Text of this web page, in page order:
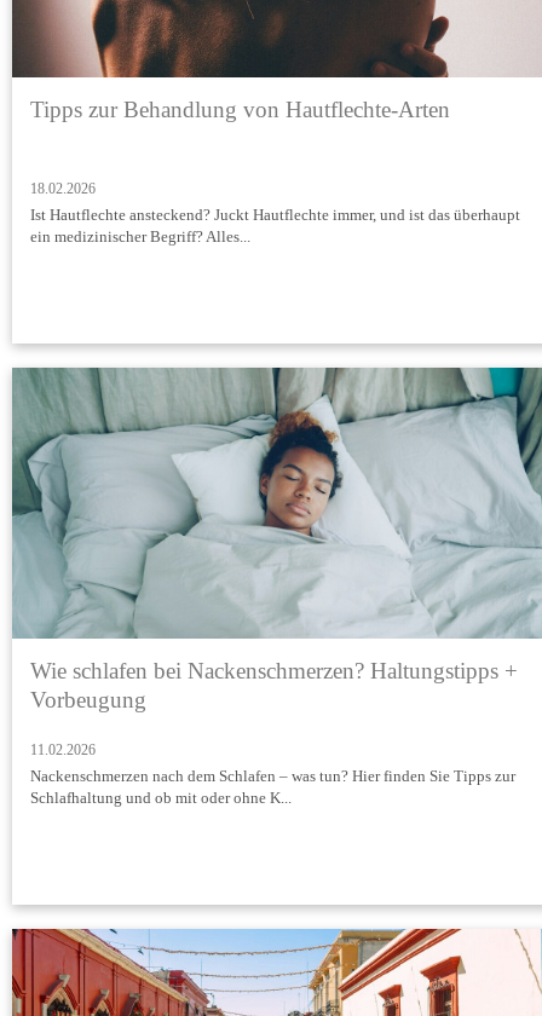
Tipps zur Behandlung von Hautflechte-Arten
18.02.2026
Ist Hautflechte ansteckend? Juckt Hautflechte immer, und ist das überhaupt
ein medizinischer Begriff? Alles...
Wie schlafen bei Nackenschmerzen? Haltungstipps +
Vorbeugung
11.02.2026
Nackenschmerzen nach dem Schlafen – was tun? Hier finden Sie Tipps zur
Schlafhaltung und ob mit oder ohne K...